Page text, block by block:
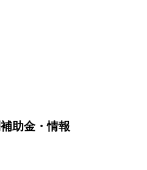
助金・情報